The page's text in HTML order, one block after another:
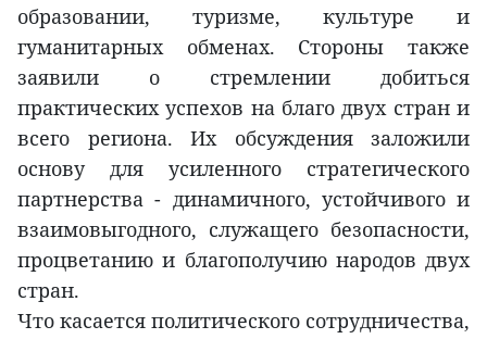
образовании, туризме, культуре и
гуманитарных обменах. Стороны также
заявили о стремлении добиться
практических успехов на благо двух стран и
всего региона. Их обсуждения заложили
основу для усиленного стратегического
партнерства - динамичного, устойчивого и
взаимовыгодного, служащего безопасности,
процветанию и благополучию народов двух
стран.
Что касается политического сотрудничества,